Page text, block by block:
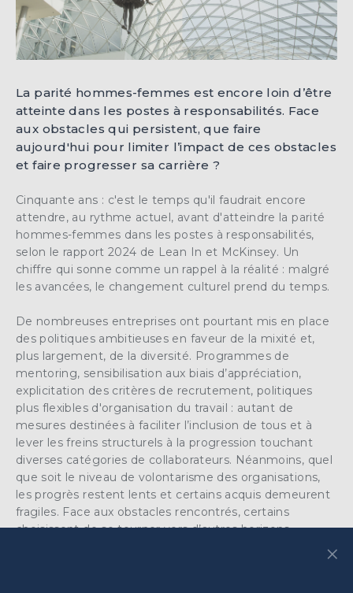
La parité hommes-femmes est encore loin d’être
atteinte dans les postes à responsabilités. Face
aux obstacles qui persistent, que faire
aujourd'hui pour limiter l’impact de ces obstacles
et faire progresser sa carrière ?
Cinquante ans : c'est le temps qu'il faudrait encore
attendre, au rythme actuel, avant d'atteindre la parité
hommes-femmes dans les postes à responsabilités,
selon le rapport 2024 de Lean In et McKinsey. Un
chiffre qui sonne comme un rappel à la réalité : malgré
les avancées, le changement culturel prend du temps.
De nombreuses entreprises ont pourtant mis en place
des politiques ambitieuses en faveur de la mixité et,
plus largement, de la diversité. Programmes de
mentoring, sensibilisation aux biais d’appréciation,
explicitation des critères de recrutement, politiques
plus flexibles d'organisation du travail : autant de
mesures destinées à faciliter l’inclusion de tous et à
lever les freins structurels à la progression touchant
diverses catégories de collaborateurs. Néanmoins, quel
que soit le niveau de volontarisme des organisations,
les progrès restent lents et certains acquis demeurent
fragiles. Face aux obstacles rencontrés, certains
choisissent de se tourner vers d’autres horizons
×